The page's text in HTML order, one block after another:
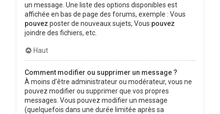
un message. Une liste des options disponibles est
affichée en bas de page des forums, exemple : Vous
pouvez poster de nouveaux sujets, Vous pouvez
joindre des fichiers, etc.
Haut
Comment modifier ou supprimer un message ?
À moins d’être administrateur ou modérateur, vous ne
pouvez modifier ou supprimer que vos propres
messages. Vous pouvez modifier un message
(quelquefois dans une durée limitée après sa